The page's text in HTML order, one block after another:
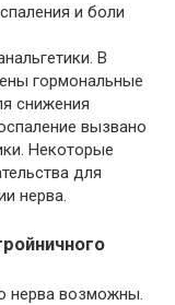
и боли
В
гормональные
снижения
вызвано
Некоторые
для
нерва.
нерва возможны.